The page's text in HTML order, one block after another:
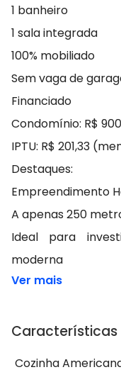
1 banheiro
1 sala integrada
100% mobiliado
Sem vaga de
Financiado
Condomínio: R$
IPTU: R$ 201,33
Destaques:
Empreendimento
A apenas 250
Ideal para
moderna
Ver mais
Cozinha